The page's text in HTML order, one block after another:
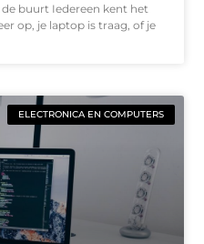
buurt Iedereen kent het
op, je laptop is traag, of je
ELECTRONICA EN COMPUTERS